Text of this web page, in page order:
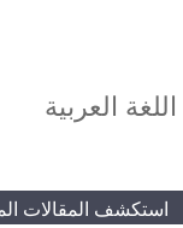
العربية
استكشف المقالات